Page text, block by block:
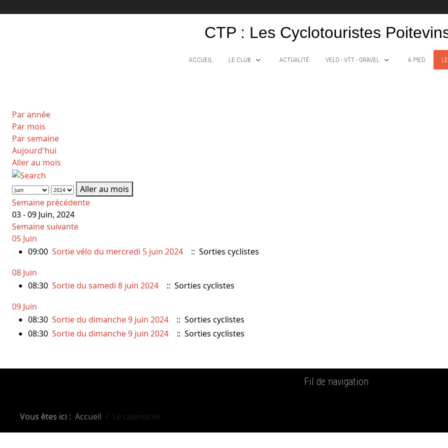
CTP : Les Cyclotouristes
ACCUEIL LE CLUB ACTUALITÉ VELO - VTT - GRAVEL A PIED
Par année
Par mois
Par semaine
Aujourd'hui
Aller au mois
Aller au mois
Semaine précédente
03 - 09 Juin, 2024
Semaine suivante
05 Juin
09:00 Sortie vélo du mercredi 5 juin 2024
:: Sorties cyclistes
08 Juin
08:30 Sortie du samedi 8 juin 2024
:: Sorties cyclistes
09 Juin
08:30 Sortie du dimanche 9 juin 2024
:: Sorties cyclistes
08:30 Sortie du dimanche 9 juin 2024 :: Sorties cyclistes
Fil de navigation
Vous êtes ici : Accueil Le calendrier